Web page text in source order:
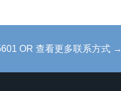
OR 查看更多联系方式 →